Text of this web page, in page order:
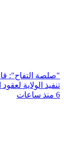
"صلصة التفاح":
تنفيذ الولاية
6 منذ ساعات